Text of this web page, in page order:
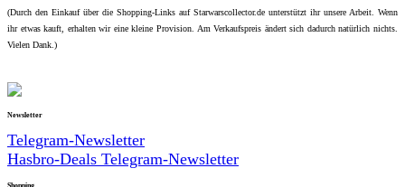
(Durch den Einkauf über die Shopping-Links auf Starwarscollector.de unterstützt ihr unsere Arbeit. Wenn
ihr etwas kauft, erhalten wir eine kleine Provision. Am Verkaufspreis ändert sich dadurch natürlich nichts.
Vielen Dank.)
Newsletter
Telegram-Newsletter
Hasbro-Deals Telegram-Newsletter